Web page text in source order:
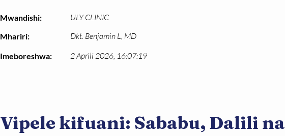
Mwandishi:
Mhariri:
Imeboreshwa:
ULY CLINIC
Dkt. Benjamin L, MD
2 Aprili 2026, 16:07:19
Vipele kifuani: Sababu, Dalili na